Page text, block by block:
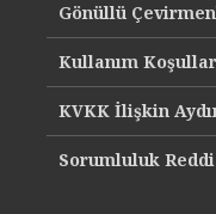
Gönüllü
Kullanım
KVKK İlişkin
Sorumluluk Reddi